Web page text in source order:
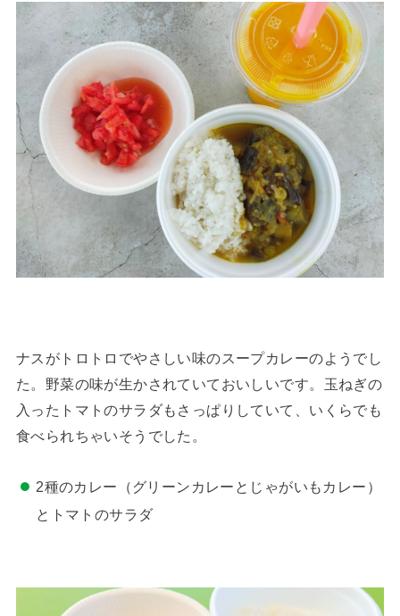
ナスがトロトロでやさしい味のスープカレーのようでし
た。野菜の味が生かされていておいしいです。玉ねぎの
入ったトマトのサラダもさっぱりしていて、いくらでも
食べられちゃいそうでした。
2種のカレー（グリーンカレーとじゃがいもカレー）
とトマトのサラダ